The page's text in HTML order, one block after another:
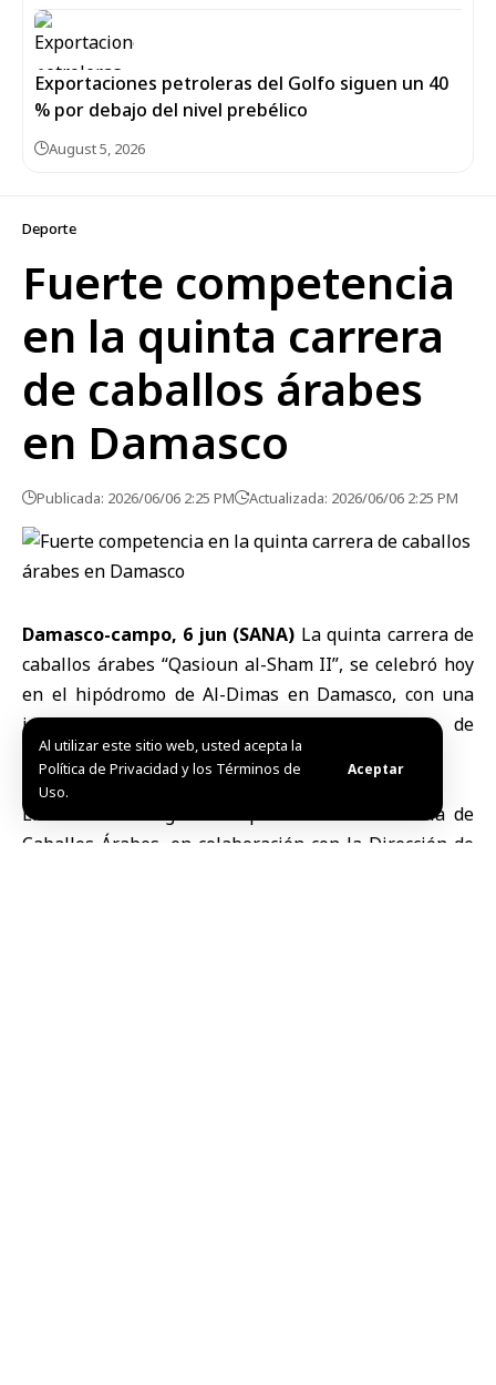
Al utilizar este sitio web, usted acepta la
Política de Privacidad y los Términos de
Uso.
Aceptar
Exportaciones petroleras del Golfo siguen un 40
% por debajo del nivel prebélico
August 5, 2026
Deporte
Fuerte competencia
en la quinta carrera
de caballos árabes
en Damasco
Publicada: 2026/06/06 2:25 PM Actualizada: 2026/06/06 2:25 PM
Damasco-campo, 6 jun (SANA) La quinta carrera de
caballos árabes “Qasioun al-Sham II”, se celebró hoy
en el hipódromo de Al-Dimas en Damasco, con una
intensa competencia y amplia asistencia de
aficionados a la hípica.
El evento fue organizado por la Asociación Siria de
Caballos Árabes, en colaboración con la Dirección de